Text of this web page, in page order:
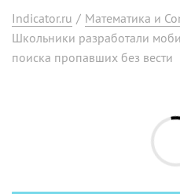
Indicator.ru / Математика и
Школьники разработали
поиска пропавших без вести